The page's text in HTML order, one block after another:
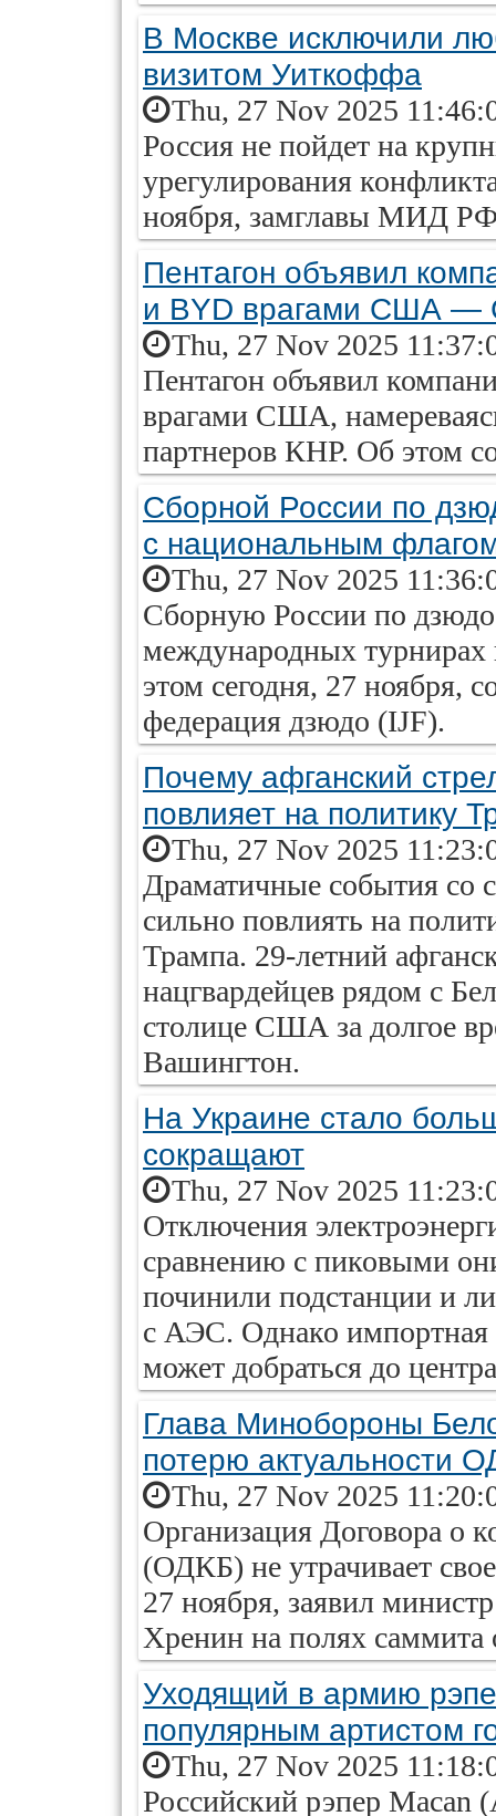
В Москве исключили
визитом Уиткоффа
Thu, 27 Nov 2025
Россия не пойдет на
урегулирования
ноября, замглавы МИД РФ
Пентагон объявил
и BYD врагами США
Thu, 27 Nov 2025
Пентагон объявил
врагами США,
партнеров КНР. Об этом
Сборной России по
с национальным
Thu, 27 Nov 2025
Сборную России по
международных
этом сегодня, 27 ноября,
федерация дзюдо (IJF).
Почему афганский
повлияет на политику
Thu, 27 Nov 2025
Драматичные события со
сильно повлиять на
Трампа. 29-летний
нацгвардейцев рядом с
столице США за долгое
Вашингтон.
На Украине стало
сокращают
Thu, 27 Nov 2025
Отключения
сравнению с пиковыми
починили подстанции и
с АЭС. Однако импортная
может добраться до
Глава Минобороны
потерю актуальности
Thu, 27 Nov 2025
Организация Договора о
(ОДКБ) не утрачивает
27 ноября, заявил
Хренин на полях саммита
Уходящий в армию
популярным артистом
Thu, 27 Nov 2025
Российский рэпер Macan